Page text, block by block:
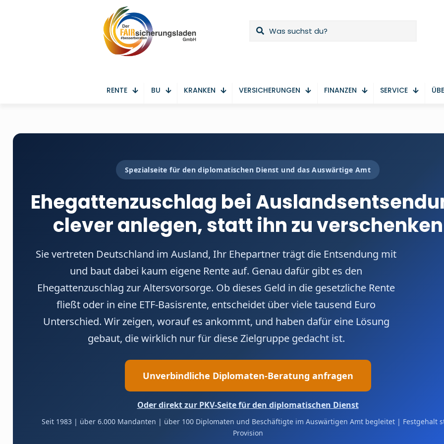
RENTE BU KRANKEN VERSICHERUNGEN FINANZEN SERVICE
Spezialseite für den diplomatischen Dienst und das Auswärtige Amt
Ehegattenzuschlag bei
clever anlegen, statt ihn zu verschenken
Sie vertreten Deutschland im Ausland, Ihr Ehepartner trägt die Entsendung mit
und baut dabei kaum eigene Rente auf. Genau dafür gibt es den
Ehegattenzuschlag zur Altersvorsorge. Ob dieses Geld in die gesetzliche Rente
fließt oder in eine ETF-Basisrente, entscheidet über viele tausend Euro
Unterschied. Wir zeigen, worauf es ankommt, und haben dafür eine Lösung
gebaut, die wirklich nur für diese Zielgruppe gedacht ist.
Unverbindliche Diplomaten-Beratung anfragen
Oder direkt zur PKV-Seite für den diplomatischen Dienst
Seit 1983 | über 6.000 Mandanten | über 100 Diplomaten und Beschäftigte im Auswärtigen Amt begleitet | Festgehalt
Provision